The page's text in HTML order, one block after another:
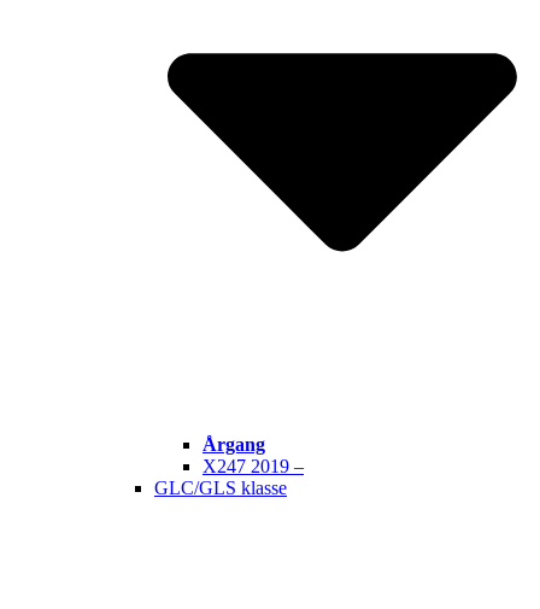
Årgang
X247 2019 –
GLC/GLS klasse